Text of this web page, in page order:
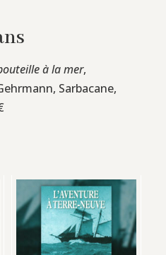
à la mer,
Sarbacane,